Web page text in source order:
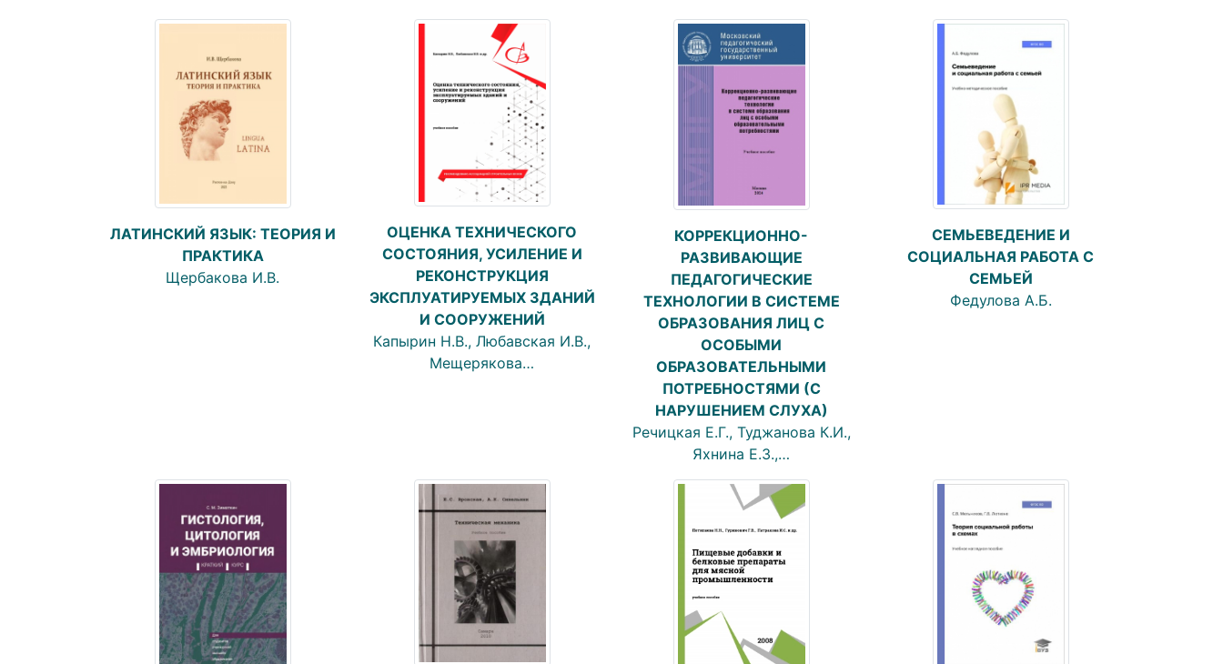
ЛАТИНСКИЙ ЯЗЫК: ТЕОРИЯ И
ПРАКТИКА
Щербакова И.В.
ОЦЕНКА ТЕХНИЧЕСКОГО
СОСТОЯНИЯ, УСИЛЕНИЕ И
РЕКОНСТРУКЦИЯ
ЭКСПЛУАТИРУЕМЫХ ЗДАНИЙ
И СООРУЖЕНИЙ
Капырин Н.В., Любавская И.В.,
Мещерякова…
КОРРЕКЦИОННО-
РАЗВИВАЮЩИЕ
ПЕДАГОГИЧЕСКИЕ
ТЕХНОЛОГИИ В СИСТЕМЕ
ОБРАЗОВАНИЯ ЛИЦ С
ОСОБЫМИ
ОБРАЗОВАТЕЛЬНЫМИ
ПОТРЕБНОСТЯМИ (С
НАРУШЕНИЕМ СЛУХА)
Речицкая Е.Г., Туджанова К.И.,
Яхнина Е.З.,…
СЕМЬЕВЕДЕНИЕ И
СОЦИАЛЬНАЯ РАБОТА С
СЕМЬЕЙ
Федулова А.Б.